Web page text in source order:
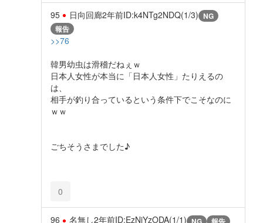
95 日向回廊2年前ID:k4NTg2NDQ(1/3) NG
報告
>>76
韓男幼虫は滑稽だねぇｗ
日本人女性が本当に「日本人女性」たりえるの
は、
相手が釣り合っているという条件下でこそなのに
ｗｗ
ごちそうさまでした♪
0
96 名無し2年前ID:EzNjYzODA(1/1)